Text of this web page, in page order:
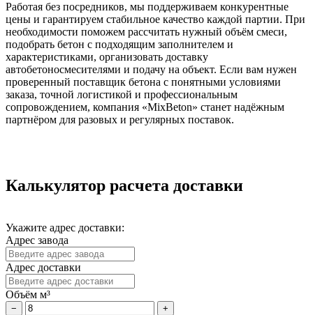
Работая без посредников, мы поддерживаем конкурентные
цены и гарантируем стабильное качество каждой партии. При
необходимости поможем рассчитать нужный объём смеси,
подобрать бетон с подходящим заполнителем и
характеристиками, организовать доставку
автобетоносмесителями и подачу на объект. Если вам нужен
проверенный поставщик бетона с понятными условиями
заказа, точной логистикой и профессиональным
сопровождением, компания «MixBeton» станет надёжным
партнёром для разовых и регулярных поставок.
Калькулятор расчета доставки
Укажите адрес доставки:
Адрес завода
Адрес доставки
Объём м³
− +